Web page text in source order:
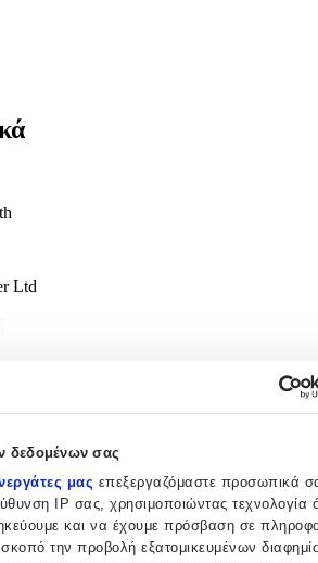
δεδομένων σας
μας επεξεργαζόμαστε προσωπικά
IP σας, χρησιμοποιώντας τεχνολογία
και να έχουμε πρόσβαση σε
την προβολή εξατομικευμένων
Ltd